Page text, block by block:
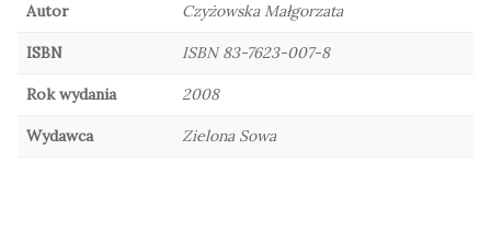
Autor Czyżowska Małgorzata
ISBN ISBN 83-7623-007-8
Rok wydania 2008
Wydawca Zielona Sowa